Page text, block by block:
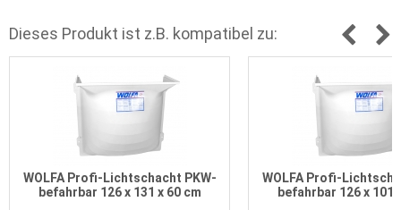
Dieses Produkt ist z.B. kompatibel zu:
WOLFA Profi-Lichtschacht PKW-
befahrbar 126 x 131 x 60 cm
WOLFA Profi-
befahrbar 126 x 101